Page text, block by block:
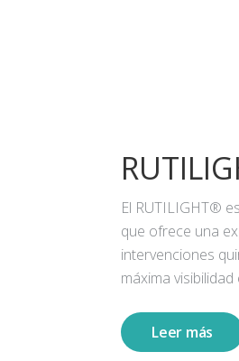
El RUTILIGHT®
que ofrece una
intervenciones
máxima
Leer más